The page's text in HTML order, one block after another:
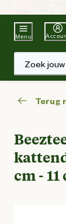
Menu
Zoek
Terug
cm - 11